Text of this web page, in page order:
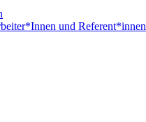
und Referent*innen